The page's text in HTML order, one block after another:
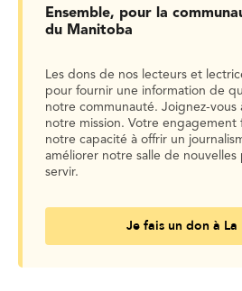
Ensemble, pour la
du Manitoba
Les dons de nos lecteurs et
pour fournir une information de
notre communauté. Joignez-vous
notre mission. Votre engagement
notre capacité à offrir un
améliorer notre salle de nouvelles
servir.
Je fais un don à